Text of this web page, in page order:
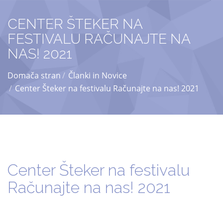
CENTER ŠTEKER NA
FESTIVALU RAČUNAJTE NA
NAS! 2021
Domača stran
Članki in Novice
Center Šteker na festivalu Računajte na nas! 2021
Center Šteker na festivalu
Računajte na nas! 2021